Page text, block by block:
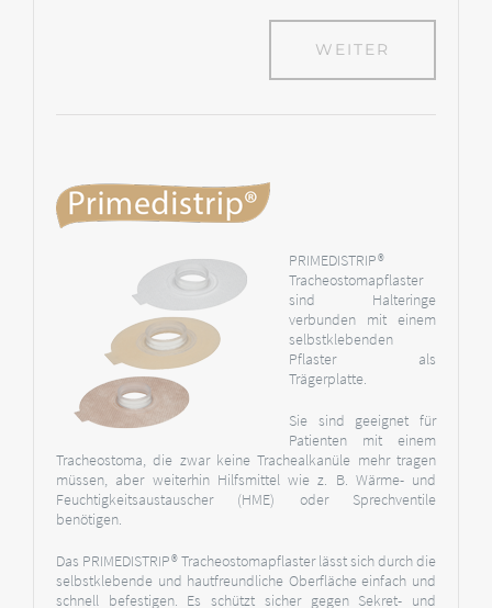
WEITER
PRIMEDISTRIP®
Tracheostomapflaster
sind Halteringe
verbunden mit einem
selbstklebenden
Pflaster als
Trägerplatte.
Sie sind geeignet für
Patienten mit einem
Tracheostoma, die zwar keine Trachealkanüle mehr tragen
müssen, aber weiterhin Hilfsmittel wie z. B. Wärme- und
Feuchtigkeitsaustauscher (HME) oder Sprechventile
benötigen.
Das PRIMEDISTRIP® Tracheostomapflaster lässt sich durch die
selbstklebende und hautfreundliche Oberfläche einfach und
schnell befestigen. Es schützt sicher gegen Sekret- und